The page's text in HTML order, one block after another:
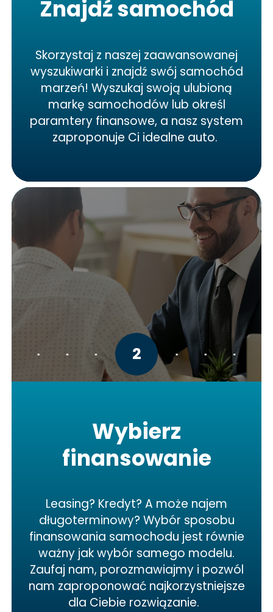
Znajdź samochód
Skorzystaj z naszej zaawansowanej
wyszukiwarki i znajdź swój samochód
marzeń! Wyszukaj swoją ulubioną
markę samochodów lub określ
paramtery finansowe, a nasz system
zaproponuje Ci idealne auto.
2
Wybierz
finansowanie
Leasing? Kredyt? A może najem
długoterminowy? Wybór sposobu
finansowania samochodu jest równie
ważny jak wybór samego modelu.
Zaufaj nam, porozmawiajmy i pozwól
nam zaproponować najkorzystniejsze
dla Ciebie rozwiązanie.